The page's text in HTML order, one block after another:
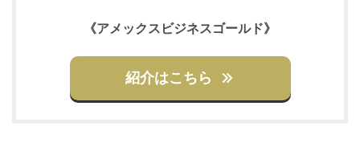
《アメックスビジネスゴールド》
紹介はこちら